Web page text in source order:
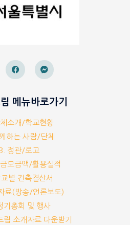
메뉴바로가기
소개/학교현황
하는 사람/단체
정관/로고
모금액/활용실적
별 건축결산서
료(방송/언론보도)
기총회 및 행사
림 소개자료 다운받기